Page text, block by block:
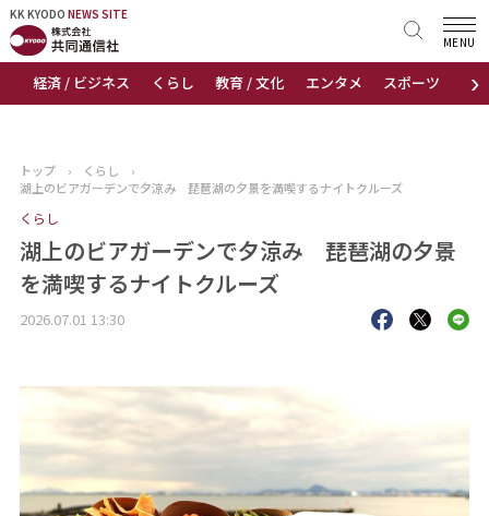
KK KYODO NEWS SITE
›
経済 / ビジネス くらし 教育 / 文化 エンタメ スポーツ 地域
MENU
KK KYODONEWS SITE
トップページ
ニュース
おすすめコンテンツ
出版物
トップ › くらし
›
湖上のビアガーデンで夕涼み 琵琶湖の夕景を満喫するナイトクルーズ
くらし
湖上のビアガーデンで夕涼み 琵琶湖の夕景
を満喫するナイトクルーズ
2026.07.01 13:30